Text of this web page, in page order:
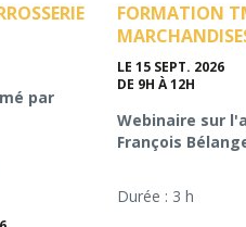
par
FORMATION
LE 15 SEPT. 2026
DE 9H À 12H
Webinaire sur
François
Durée : 3 h